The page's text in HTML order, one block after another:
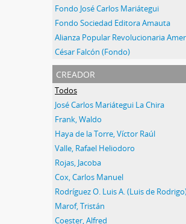
Fondo José Carlos Mariátegui
Fondo Sociedad Editora Amauta
César Falcón (Fondo)
creador
Todos
José Carlos Mariátegui La Chira
Frank, Waldo
Haya de la Torre, Víctor Raúl
Valle, Rafael Heliodoro
Rojas, Jacoba
Cox, Carlos Manuel
Rodríguez O. Luis A. (Luis de
Marof, Tristán
Coester, Alfred